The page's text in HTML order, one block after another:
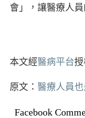
會」，讓醫療人
本文經醫病平台
原文： 醫療人員
Facebook